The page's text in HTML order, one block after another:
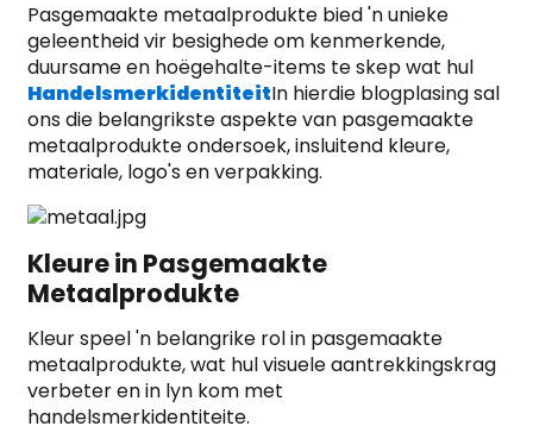
Pasgemaakte metaalprodukte bied 'n unieke
geleentheid vir besighede om kenmerkende,
duursame en hoëgehalte-items te skep wat hul
HandelsmerkidentiteitIn hierdie blogplasing sal
ons die belangrikste aspekte van pasgemaakte
metaalprodukte ondersoek, insluitend kleure,
materiale, logo's en verpakking.
Kleure in Pasgemaakte
Metaalprodukte
Kleur speel 'n belangrike rol in pasgemaakte
metaalprodukte, wat hul visuele aantrekkingskrag
verbeter en in lyn kom met
handelsmerkidentiteite.